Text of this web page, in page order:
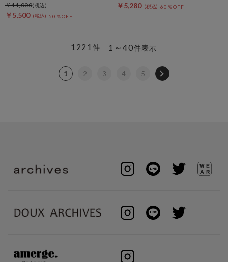
￥5,500 50％OFF
￥11,000 ￥5,280 60％OFF
1～40件表示
1221 件
1 2 3 4 5